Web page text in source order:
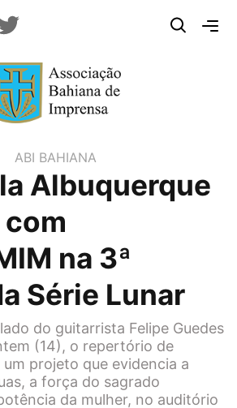
ABI BAHIANA
Albuquerque
na 3ª
Série Lunar
do guitarrista Felipe Guedes
(14), o repertório de
um projeto que evidencia a
a força do sagrado
da mulher, no auditório